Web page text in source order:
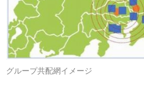
グループ共配網イメージ